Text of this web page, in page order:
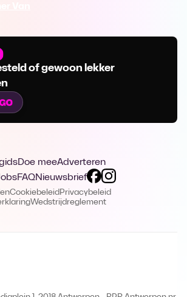
of gewoon lekker
gidsDoe meeAdverteren
FAQNieuwsbrief
Cookiebeleid Privacybeleid
Wedstrijdreglement